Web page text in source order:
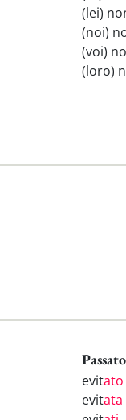
(lei)
(noi)
(voi)
(loro)
Passato
evitato
evitata